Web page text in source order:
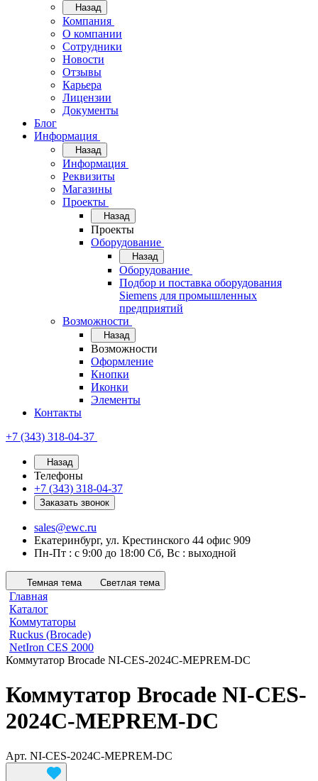
Назад
Компания
О компании
Сотрудники
Новости
Отзывы
Карьера
Лицензии
Документы
Блог
Информация
Назад
Информация
Реквизиты
Магазины
Проекты
Назад
Проекты
Оборудование
Назад
Оборудование
Подбор и поставка оборудования
Siemens для промышленных
предприятий
Возможности
Назад
Возможности
Оформление
Кнопки
Иконки
Элементы
Контакты
+7 (343) 318-04-37
Назад
Телефоны
+7 (343) 318-04-37
Заказать звонок
sales@ewc.ru
Екатеринбург, ул. Крестинского 44 офис 909
Пн-Пт : с 9:00 до 18:00 Сб, Вс : выходной
Темная тема Светлая тема
Главная
Каталог
Коммутаторы
Ruckus (Brocade)
NetIron CES 2000
Коммутатор Brocade NI-CES-2024C-MEPREM-DC
Коммутатор Brocade NI-CES-
2024C-MEPREM-DC
Арт. NI-CES-2024C-MEPREM-DC